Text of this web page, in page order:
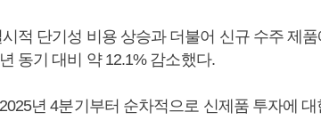
적 단기성 비용 상승과 더불어 신규 수주 제
동기 대비 약 12.1% 감소했다.
년 4분기부터 순차적으로 신제품 투자에